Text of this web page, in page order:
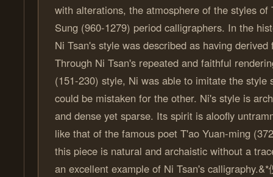
with alterations, the atmosphere of the styles of
Sung (960-1279) period calligraphers. In the
Ni Tsan's style was described as having
Through Ni Tsan's repeated and faithful
(151-230) style, Ni was able to imitate the style
could be mistaken for the other. Ni's style is
and dense yet sparse. Its spirit is aloofly
like that of the famous poet T'ao Yuan-ming
this piece is natural and archaistic without a
an excellent example of Ni Tsan's